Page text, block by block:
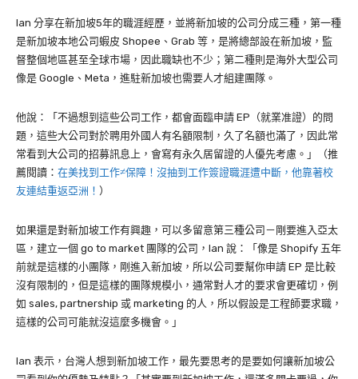
Ian 分享在新加坡5年的職涯經歷，並將新加坡的公司分成三種，第一種
是新加坡本地公司蝦皮 Shopee 、 Grab 等，是將總部設在新加坡，監
督整個地區甚至全球市場，因此職缺也不少；第二種則是海外大型公司
像是 Google 、 Meta ，進駐新加坡也需要人才組建團隊。
他說：「不過想到這些公司工作，都會面臨申請 EP （就業准證）的問
題，這些大公司對於聘用外國人有名額限制，久了名額也滿了，因此常
常看到大公司的招募訊息上，會寫有永久居留證的人優先考慮。」（推
薦閱讀： 在美找到工作≠保障！沒抽到工作簽證職涯遭中斷，他靠著校
友連結重返亞洲！ ）
如果還是對新加坡工作有興趣，可以多留意第三種公司－剛要進入亞太
區，建立一個 go to market 團隊的公司， Ian 說：「像是 Shopify 五年
前就是這樣的小團隊，剛進入新加坡，所以公司要幫你申請 EP 是比較
沒有限制的，但是這樣的團隊規模小，通常對人才的要求會更確切，例
如 sales, partnership 或 marketing 的人，所以假設是工程師要求職，
這樣的公司可能就沒這麼多機會。」
Ian 表示，台灣人想到新加坡工作，最先要思考的是要如何讓新加坡公